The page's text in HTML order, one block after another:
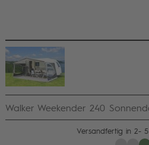
Walker Weekender 240
Versandfertig in 2- 5